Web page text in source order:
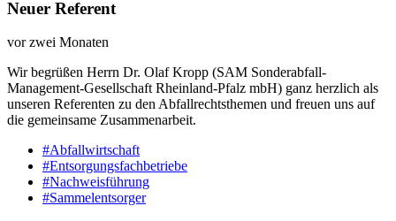
Neuer Referent
vor zwei Monaten
Wir begrüßen Herrn Dr. Olaf Kropp (SAM Sonderabfall-
Management-Gesellschaft Rheinland-Pfalz mbH) ganz herzlich als
unseren Referenten zu den Abfallrechtsthemen und freuen uns auf
die gemeinsame Zusammenarbeit.
#Abfallwirtschaft
#Entsorgungsfachbetriebe
#Nachweisführung
#Sammelentsorger